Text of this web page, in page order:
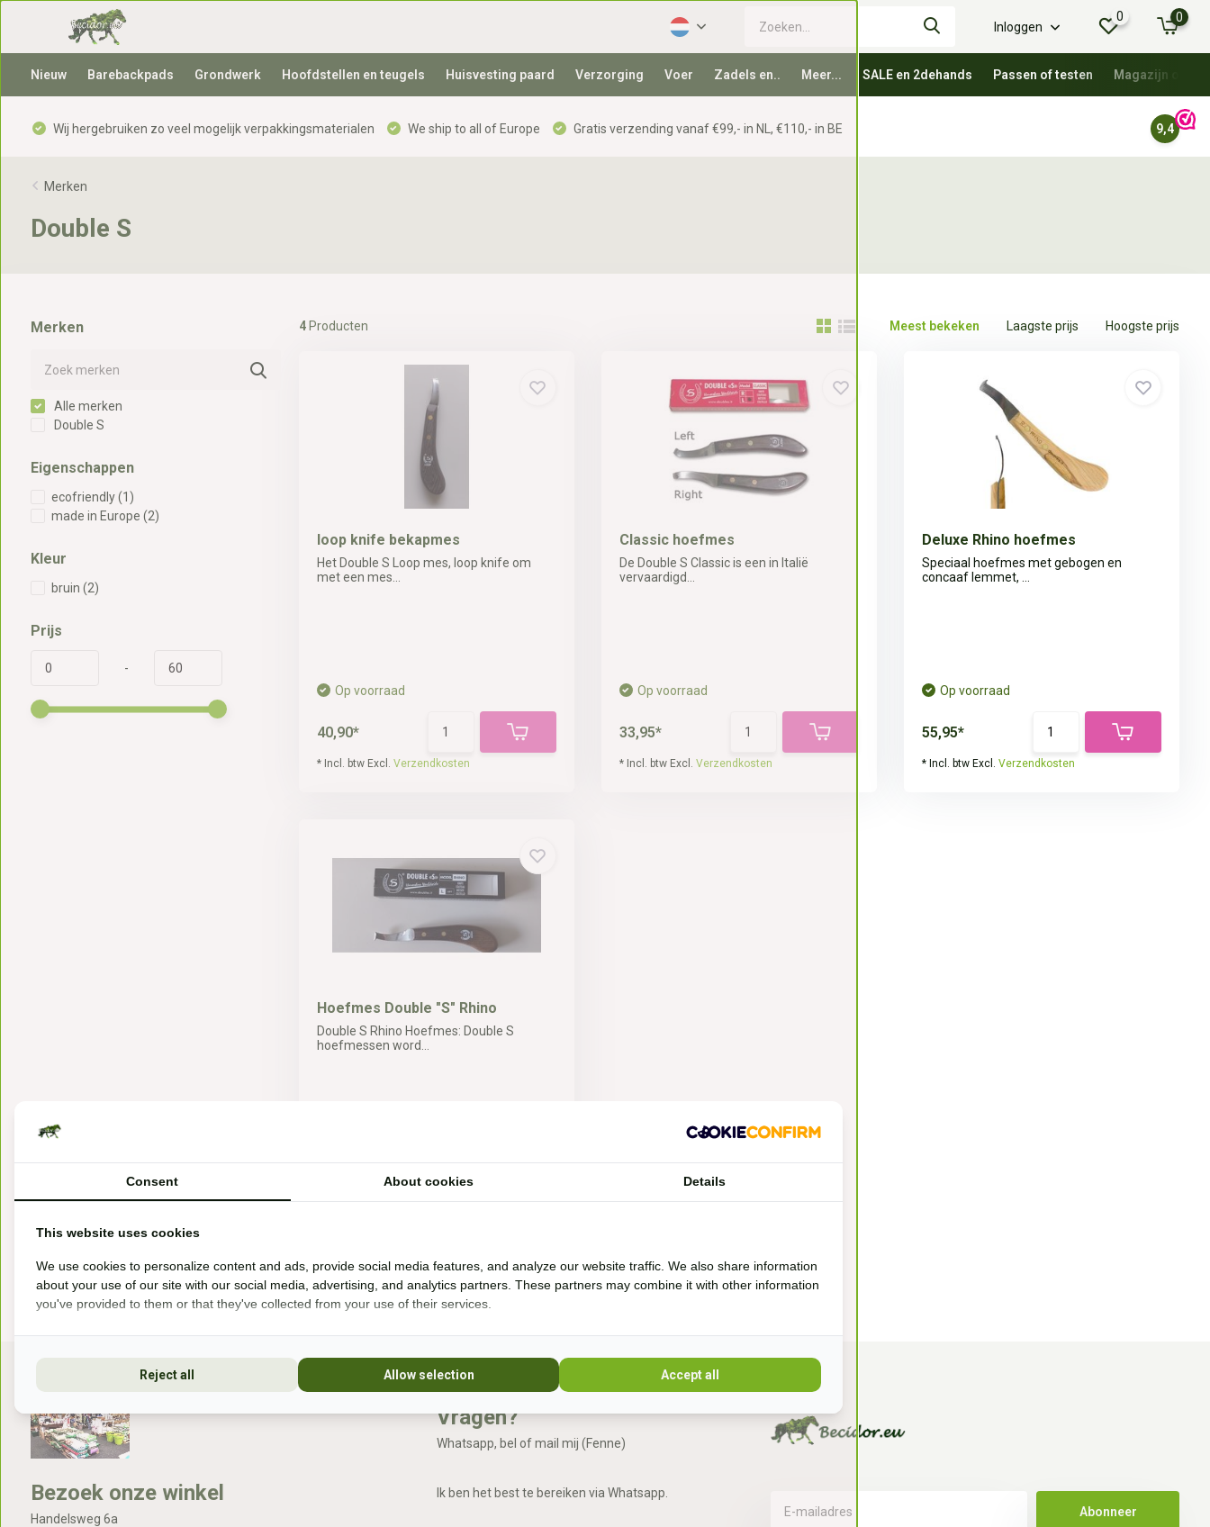
Inloggen
0 0
Nieuw Barebackpads Grondwerk Hoofdstellen en teugels Huisvesting paard Verzorging Voer Zadels en.. Meer... SALE en 2dehands Passen of testen Magazijn
Wij hergebruiken zo veel mogelijk verpakkingsmaterialen We ship to all of Europe Gratis verzending vanaf €99,- in NL, €110,- in BE 9,4
Merken
Double S
Merken
Alle merken
Double S
Eigenschappen
ecofriendly(1)
made in Europe (2)
Kleur
bruin (2)
Prijs
-
4Producten Meest bekeken Laagste prijs Hoogste prijs
loop knife bekapmes
Het Double S Loop mes, loop knife om
met een mes...
Op voorraad
40,90*
* Incl. btw Excl. Verzendkosten
Classic hoefmes
De Double S Classic is een in Italië
vervaardigd...
Op voorraad
33,95*
* Incl. btw Excl. Verzendkosten
Deluxe Rhino hoefmes
Speciaal hoefmes met gebogen en
concaaf lemmet, ...
Op voorraad
55,95*
* Incl. btw Excl.Verzendkosten
Hoefmes Double "S" Rhino
Double S Rhino Hoefmes: Double S
hoefmessen word...
35,95*
Bezoek onze winkel
Handelsweg 6a
Vragen?
Whatsapp, bel of mail mij (Fenne)
Ik ben het best te bereiken via Whatsapp.
Abonneer
Consent About cookies Details
This website uses cookies
We use cookies to personalize content and ads, provide social media features, and analyze our website traffic. We also share information
about your use of our site with our social media, advertising, and analytics partners. These partners may combine it with other information
you've provided to them or that they've collected from your use of their services.
Reject all Allow selection Accept all